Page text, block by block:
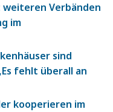
weiteren Verbänden
im
sind
fehlt überall an
kooperieren im